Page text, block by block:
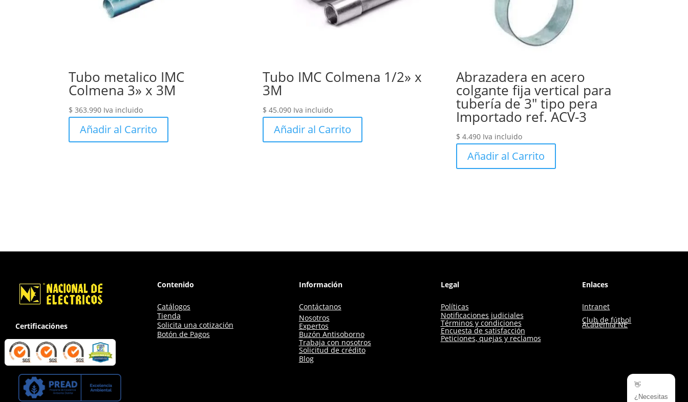
Tubo metalico IMC
Colmena 3» x 3M
$ 363.990 Iva incluido
Añadir al Carrito
Tubo IMC Colmena 1/2» x
3M
$ 45.090 Iva incluido
Añadir al Carrito
Abrazadera en acero
colgante fija vertical para
tubería de 3″ tipo pera
Importado ref. ACV-3
$ 4.490 Iva incluido
Añadir al Carrito
Certificaciónes
Contenido
Catálogos
Tienda
Solicita una cotización
Botón de Pagos
Información
Contáctanos
Nosotros
Expertos
Buzón Antisoborno
Trabaja con nosotros
Solicitud de crédito
Blog
Legal
Políticas
Notificaciones judiciales
Términos y condiciones
Encuesta de satisfacción
Peticiones, quejas y reclamos
Enlaces
Intranet
Club de fútbol
Academia NE
👋
¿Necesitas